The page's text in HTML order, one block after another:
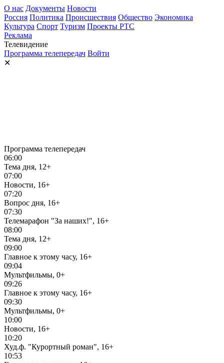
О нас Документы Новости
Россия Политика Происшествия Общество Экономика
Культура Спорт Туризм Проекты РТС
Реклама
Телевидение
Программа телепередач Войти
✕
Программа телепередач
06:00
Тема дня, 12+
07:00
Новости, 16+
07:20
Вопрос дня, 16+
07:30
Телемарафон "За наших!", 16+
08:00
Тема дня, 12+
09:00
Главное к этому часу, 16+
09:04
Мультфильмы, 0+
09:26
Главное к этому часу, 16+
09:30
Мультфильмы, 0+
10:00
Новости, 16+
10:20
Худ.ф. "Курортный роман", 16+
10:53